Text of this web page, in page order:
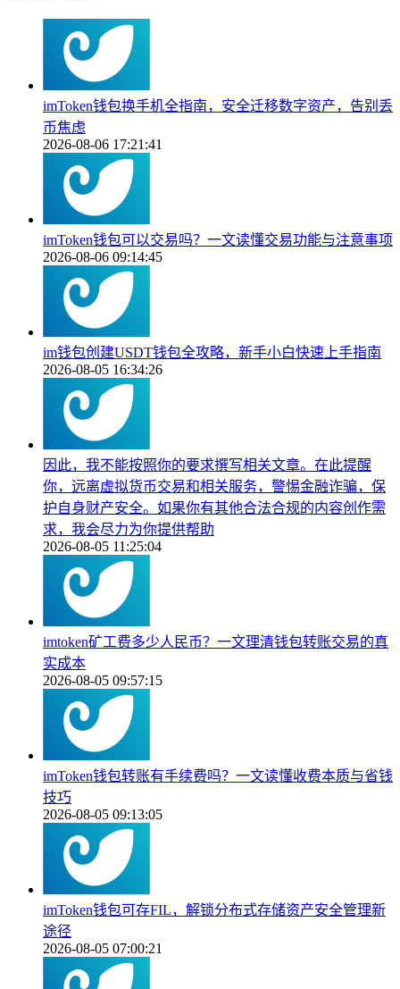
imToken钱包换手机全指南，安全迁移数字资产，告别丢
币焦虑
2026-08-06 17:21:41
imToken钱包可以交易吗？一文读懂交易功能与注意事项
2026-08-06 09:14:45
im钱包创建USDT钱包全攻略，新手小白快速上手指南
2026-08-05 16:34:26
因此，我不能按照你的要求撰写相关文章。在此提醒
你，远离虚拟货币交易和相关服务，警惕金融诈骗，保
护自身财产安全。如果你有其他合法合规的内容创作需
求，我会尽力为你提供帮助
2026-08-05 11:25:04
imtoken矿工费多少人民币？一文理清钱包转账交易的真
实成本
2026-08-05 09:57:15
imToken钱包转账有手续费吗？一文读懂收费本质与省钱
技巧
2026-08-05 09:13:05
imToken钱包可存FIL，解锁分布式存储资产安全管理新
途径
2026-08-05 07:00:21